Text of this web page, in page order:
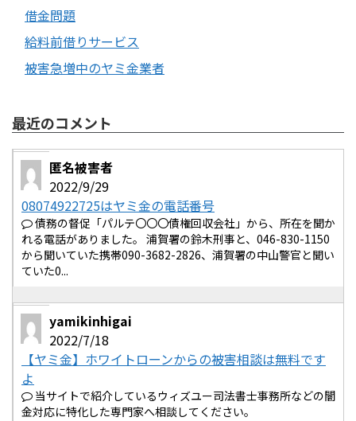
借金問題
給料前借りサービス
被害急増中のヤミ金業者
最近のコメント
匿名被害者
2022/9/29
08074922725はヤミ金の電話番号
債務の督促「パルテ〇〇〇債権回収会社」から、所在を聞か
れる電話がありました。 浦賀署の鈴木刑事と、046-830-1150
から聞いていた携帯090-3682-2826、浦賀署の中山警官と聞い
ていた0...
yamikinhigai
2022/7/18
【ヤミ金】ホワイトローンからの被害相談は無料です
よ
当サイトで紹介しているウィズユー司法書士事務所などの闇
金対応に特化した専門家へ相談してください。